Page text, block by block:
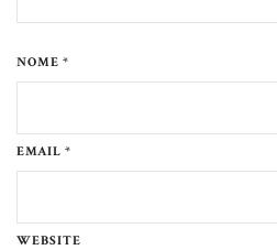
NOME *
EMAIL *
WEBSITE